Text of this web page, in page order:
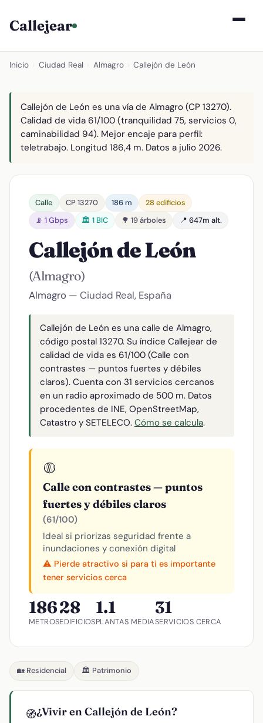
Callejear
Inicio Ciudad Real Almagro Callejón de León
Callejón de León es una vía de Almagro (CP 13270).
Calidad de vida 61/100 (tranquilidad 75, servicios 0,
caminabilidad 94). Mejor encaje para perfil:
teletrabajo. Longitud 186,4 m. Datos a julio 2026.
Calle CP 13270 186 m
28 edificios
📡 1 Gbps
🏛️ 1 BIC 🌳 19 árboles 📍 647m alt.
Callejón de León
(Almagro)
Almagro — Ciudad Real, España
Callejón de León es una calle de Almagro,
código postal 13270. Su índice Callejear de
calidad de vida es 61/100 (Calle con
contrastes — puntos fuertes y débiles
claros). Cuenta con 31 servicios cercanos
en un radio aproximado de 500 m. Datos
procedentes de INE, OpenStreetMap,
Catastro y SETELECO. Cómo se calcula.
🟡
Calle con contrastes — puntos
fuertes y débiles claros
(61/100)
Ideal si priorizas seguridad frente a
inundaciones y conexión digital
⚠️ Pierde atractivo si para ti es importante
tener servicios cerca
186
METROS
28
EDIFICIOS
1.1
PLANTAS MEDIA
31
SERVICIOS CERCA
🏡 Residencial 🏛️ Patrimonio
🧭¿Vivir en Callejón de León?